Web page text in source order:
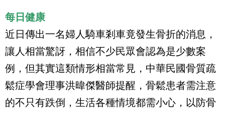
每日健康
近日傳出一名婦人騎車剎車竟發生骨折的消息，
讓人相當驚訝，相信不少民眾會認為是少數案
例，但其實這類情形相當常見，中華民國骨質疏
鬆症學會理事洪暐傑醫師提醒，骨鬆患者需注意
的不只有跌倒，生活各種情境都需小心，以防骨